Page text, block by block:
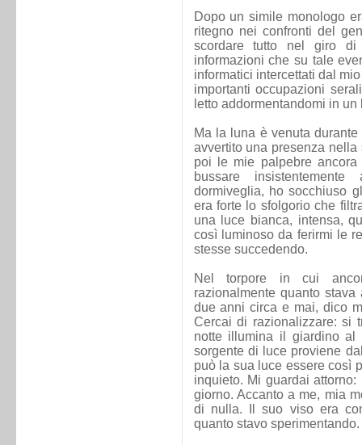
Dopo un simile monologo
ritegno nei confronti del
scordare tutto nel giro di
informazioni che su tale
informatici intercettati dal
importanti occupazioni
letto addormentandomi in un
Ma la luna è venuta
avvertito una presenza
poi le mie palpebre
bussare
dormiveglia, ho socchiuso
era forte lo sfolgorio che
una luce bianca, intensa,
così luminoso da ferirmi le
stesse succedendo.
Nel torpore in cui
razionalmente quanto
due anni circa e mai, dico
Cercai di razionalizzare: si
notte illumina il giardino
sorgente di luce proviene
può la sua luce essere così
inquieto. Mi guardai
giorno. Accanto a me, mia
di nulla. Il suo viso era
quanto stavo sperimentando.